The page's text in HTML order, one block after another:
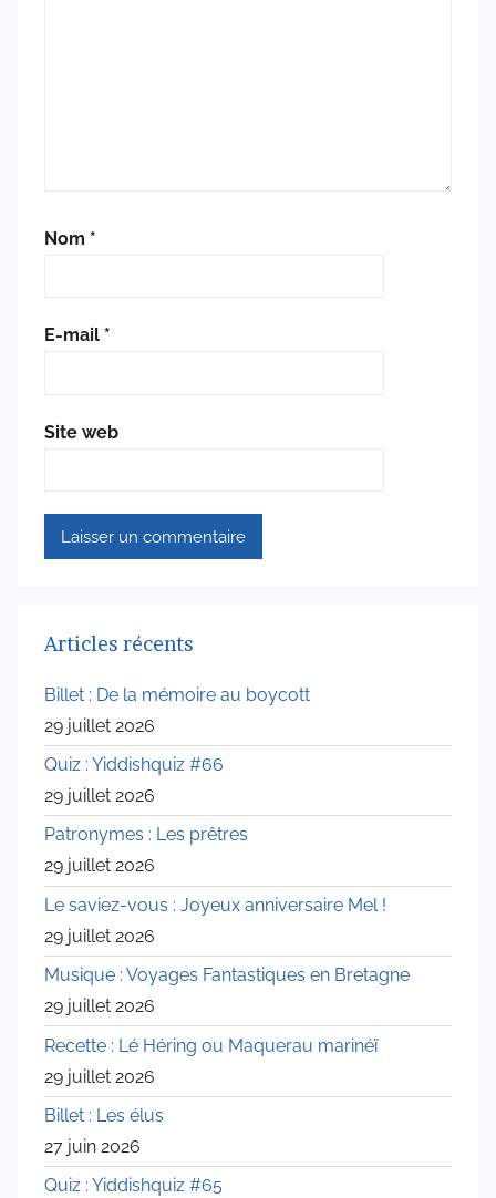
Nom *
E-mail *
Site web
Articles récents
Billet : De la mémoire au boycott
29 juillet 2026
Quiz : Yiddishquiz #66
29 juillet 2026
Patronymes : Les prêtres
29 juillet 2026
Le saviez-vous : Joyeux anniversaire Mel !
29 juillet 2026
Musique : Voyages Fantastiques en Bretagne
29 juillet 2026
Recette : Lé Héring ou Maquerau marinéï
29 juillet 2026
Billet : Les élus
27 juin 2026
Quiz : Yiddishquiz #65